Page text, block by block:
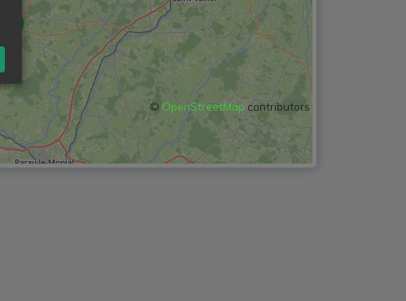
©OpenStreetMap contributors